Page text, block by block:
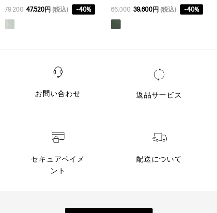
79,200 47,520円 (税込) -40%
66,000 39,600円 (税込) -40%
お問い合わせ 返品サービス
セキュアペイメ
ント
配送について